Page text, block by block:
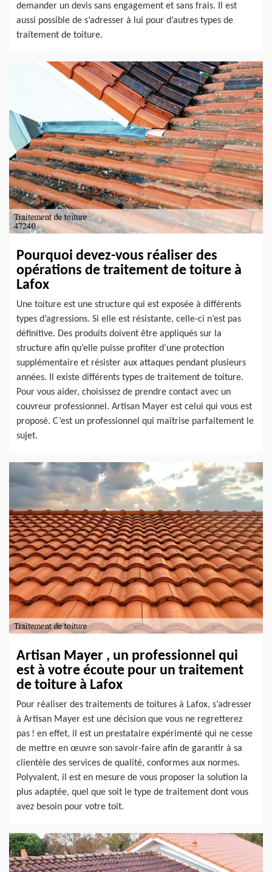
demander un devis sans engagement et sans frais. Il est
aussi possible de s’adresser à lui pour d’autres types de
traitement de toiture.
Pourquoi devez-vous réaliser des
opérations de traitement de toiture à
Lafox
Une toiture est une structure qui est exposée à différents
types d’agressions. Si elle est résistante, celle-ci n’est pas
définitive. Des produits doivent être appliqués sur la
structure afin qu’elle puisse profiter d’une protection
supplémentaire et résister aux attaques pendant plusieurs
années. Il existe différents types de traitement de toiture.
Pour vous aider, choisissez de prendre contact avec un
couvreur professionnel. Artisan Mayer est celui qui vous est
proposé. C’est un professionnel qui maîtrise parfaitement le
sujet.
Artisan Mayer , un professionnel qui
est à votre écoute pour un traitement
de toiture à Lafox
Pour réaliser des traitements de toitures à Lafox, s’adresser
à Artisan Mayer est une décision que vous ne regretterez
pas ! en effet, il est un prestataire expérimenté qui ne cesse
de mettre en œuvre son savoir-faire afin de garantir à sa
clientèle des services de qualité, conformes aux normes.
Polyvalent, il est en mesure de vous proposer la solution la
plus adaptée, quel que soit le type de traitement dont vous
avez besoin pour votre toit.